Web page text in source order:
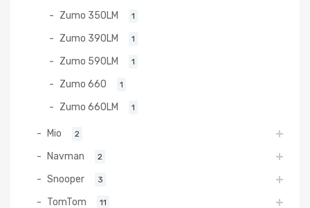
Zumo 350LM 1
Zumo 390LM 1
Zumo 590LM 1
Zumo 660 1
Zumo 660LM 1
Mio 2
Navman 2
Snooper 3
TomTom 11